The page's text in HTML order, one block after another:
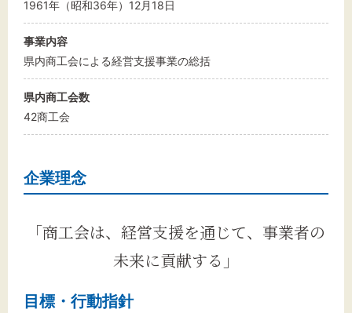
1961年（昭和36年）12月18日
事業内容
県内商工会による経営支援事業の総括
県内商工会数
42商工会
企業理念
「商工会は、経営支援を通じて、事業者の
未来に貢献する」
目標・行動指針